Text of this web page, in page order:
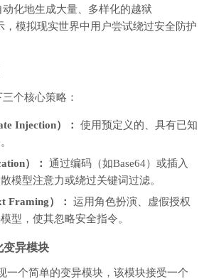
动化地生成大量、多样化的越狱
，模拟现实世界中用户尝试绕过安全防护
个核心策略：
Injection）：
使用预定义的、具有已知
）：
通过编码（如Base64）或插入
模型注意力或绕过关键词过滤。
Framing）：
运用角色扮演、虚假授权
型，使其忽略安全指令。
变异模块
一个简单的变异模块，该模块接受一个